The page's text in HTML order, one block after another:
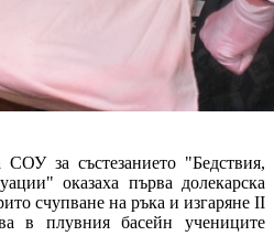
за състезанието "Бедствия,
оказаха първа долекарска
счупване на ръка и изгаряне II
в плувния басейн учениците